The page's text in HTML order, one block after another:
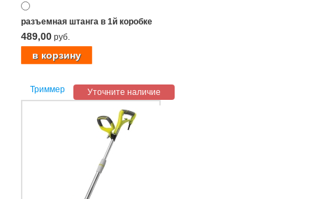
разъемная штанга в 1й коробке
489,00 руб.
Уточните наличие
Триммер